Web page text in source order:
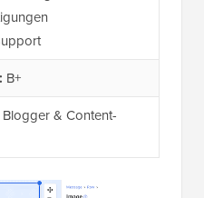
B+
Blogger & Content-